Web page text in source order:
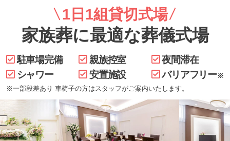
1日1組貸切式場
家族葬に最適な葬儀式場
駐車場完備 親族控室
夜間滞在
シャワー
安置施設 バリアフリー ※
※一部段差あり 車椅子の方はスタッフがご案内いたします。